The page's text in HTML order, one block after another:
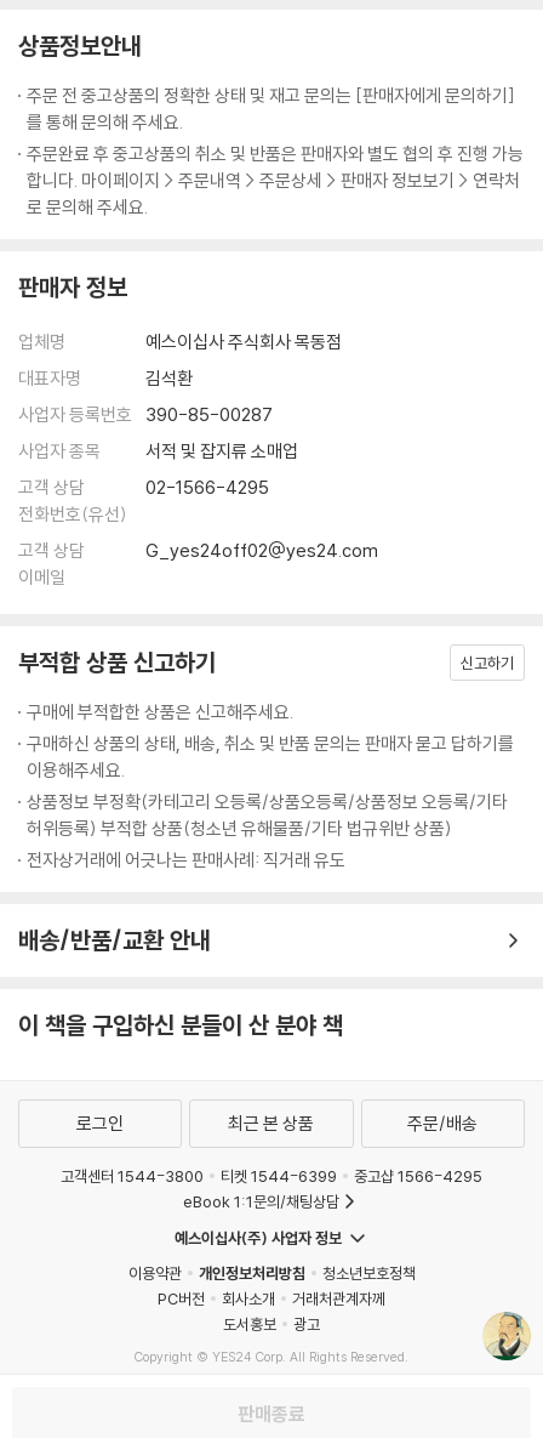
· 이익으로 적을 움직여라 - 낙양의 두 군웅을 물리친 당 태종
나를 다스리고 적을 다루는 방법
· 힘을 비축해 피로한 적을 상대하라 - 풍이 장군의 외효 진압
원칙은 유지하되 유연하게 대응하라
· 이로움과 해로움을 함께 살펴라 - 정나라 명재상 자산의 혜안
· 적이 판 함정을 발판으로 삼아라 - 정국의 진나라 수로 건설
· 리더의 지혜는 경청에서 나온다 - 두 사람의 항명, 서로 다른 처벌
요행을 바라지 말고 역량을 쌓아라
· 과신은 스스로를 망친다 - 천하영웅 항우의 몰락
제9편│행군 行軍 적의 움직임에 답이 있다
· 적이 대응하지 못할 판을 짜라 - 강 한가운데서 패한 조구
적의 동태를 파악하는 방법
· 적의 의도를 역이용하라 - 한신이 패전한 척 후퇴한 이유
승리하는 군대를 다스리는 법
· 리더는 때로는 너그럽고, 때로는 엄격해야 한다 - 문무를 겸비한 황제, 강
희제
제10편│지형 地形 지형을 꿰뚫는 자가 전장을 지배한다
· 지형을 읽어야 승리할 수 있다 - 제갈량의 읍참마속
실패에서 배워라
· 공동체에 이로운 길을 따라가라 - 도를 지킨 문공, 명성을 탐한 자옥
· 허울뿐인 명분은 일을 그르친다 - 송나라 양공의 지나친 인의
적을 알고 나를 알면 승리를 거두는 데 위태로움이 없다
· 허울이 아닌 진심으로 대하라 - 오기 장군이 병사의 종기를 빨아준 까닭
· 때와 자리를 모르면 승리할 수 없다 - 효산에서 무너진 진목공의 원정
불멸의 병법서, 『손자병법』이 첫 장에서 가장 먼저 강조한 일성(一聲)은
넣는 일도 없다. 따라서 전쟁을 함부로 일으켜서는 안 되며, 불가피한 경우
에도 신중하고 또 신중히 임해야 한다. … 전쟁은 이처럼 국민의 생사를 뒤
흔들고 국가의 존속과 멸망을 좌우하는 중대한 일이다. 그러므로 전쟁에
나서기 전에는 반드시 그 승패를 면밀히 따져보아야만 한다. 삶에서도 마
찬가지이다. 되도록 전쟁에 나서지 말되, 피치 못할 순간에는 싸움을 시작
--- p.28-29 「제1편│계」 중에서
국가가 군사를 일으켜 빈곤해지는 까닭은 군사 원정에 수반되는 장거리 운
송에 있다. 장거리 운송은 필연적으로 백성을 가난하게 만든다. 군대가 지
나가는 지역에서는 물가가 폭등하고, 물가가 폭등하면 백성의 재물이 고갈
되며, 재물이 고갈되면 세금과 노역이 가중된다. … 전쟁에서 귀중함은 신
속한 승리에 있으며 결코 오래 끄는 데 있지 않다. 진정으로 용병의 도를 터
득하고 그 이익을 통찰하는 장수야말로, 백성의 생사 운명을 결정하고 국
가 안위와 존망을 주재하는 존재다.
--- p.57-65 「제2편│작전」 중에서
략하는 데 있다. 물은 지세에 근거하여 흘러가고, 용병은 상이한 적정에 근
거하여 각기 다른 승리의 책략을 구사한다. 용병은 변하지 않는 상세(常
勢)가 없고, 물은 변하지 않는 상형(常形)이 없다. 적정의 변화에 근거하
여 능히 승리를 거두는 것을 곧 신과 같은 용병이라고 한다.
--- p.167-168 「제6편│허실」 중에서
실상을 감추고 허를 꿰뚫어라: 원수의 손으로 자신의 이름을 빛낸 손빈
“날이 저물면 이 나무 아래 불이 켜질 것이다. 그 불빛을 향해 일제히 활을
언가 새겨져 있는 것을 발견하고는, 그 글자를 확인하려 불을 밝히게 했다.
미 손쓸 도리가 없음을 깨닫고 칼을 빼어 자결하며, 죽기 직전 이렇게 탄식
“결국 내가 저 아이의 이름을 빛내주는구나!”
제나라는 이 기세를 몰아 위나라 군을 궤멸시키고 위나라 태자마저 포로로
사로잡아 귀환했다.
--- p.171 「제6편│허실」 중에서
장수가 자신의 군대만 파악하고 적의 군대를 파악하지 못하면 승리할 가능
성은 반반이다. 적의 군대만 파악하고 자신의 군대는 파악하지 못하면 승
리할 가능성은 역시 반반이다. 적의 정황을 파악하고 자신의 정황도 파악
했지만 지형이 작전에 불리한 것을 파악하지 못한다면, 승리할 가능성은
절반에 지나지 않는다. 진정으로 용병에 통달한 장수는 행동에 미혹함이
리를 거두는 데 위태로움이 없고, 천시(天時)와 지리(地利)를 모두 터득
매번 이기는 것보다 중요한 것은
무너져도 다시 일어설 수 있게 하는 인생의 기반
우리는 모두 인생의 전쟁터 한가운데 서 있다. 시험에서 떨어지고, 면접에
서 좌절하고, 믿었던 관계가 깨지고, 투자에서 손실을 보며 삶의 기반이 흔
들린다. 그 순간 인간은 절실히 깨닫는다. 한 번의 승리가 모든 것을 보장하
을 꿰뚫는다. 백 번 싸워도 위태롭지 않은 자리에 선 자만이 흔들리지 않는
많은 이들이 손자를 승리의 기술자로 오해한다. 그러나 그는 싸움마다 이
기는 것을 최고라 하지 않았다. 손자가 강조한 것은 백 번 싸워도 위태롭지
워라”라고 냉정하게 말했다. 싸움에 뛰어들고 나서 이기려는 것은 도박이
지만, 미리 승리의 조건을 만들어 놓고 싸우는 것은 전략이다. 오늘날의 경
쟁 사회에서 이 가르침은 더욱 무겁게 다가온다. 성급한 성공은 쉽게 무너
지고, 단기 실적만 추구하는 기업은 지속되지 않는다. 오히려 불필요한 싸
움을 피하고, 싸우지 않고 이기는 자가 진정한 승자다. 『손자병법』은 단순
백 번 싸워도 위태롭지 않은 ‘불태’ 전략
『손자병법』의 핵심은 바로 이 지점에 있다. 손자는 단순히 “어떻게 이길 것
인가”가 아니라 “어떻게 순간의 성취가 아닌, 오래 지속되는 기반을 마련
할 것인가”를 묻는다.
그래서 손자는 백 번 싸워 백 번 이기는 ‘백전백승’(百戰百勝)이 아닌 백
뛰어들고 나서 이기려 하지 말고, 상대를 파악하고 나의 약점을 보완해 승
리의 조건을 먼저 갖춘 뒤 움직여야 한다는 것이다.
2,500년 전에 쓰인 책이지만, 손자의 통찰은 정치·경제·비즈니스·인간관
든 것을 집대성했다. 그 주제는 승패 예측, 지형 파악과 주도권 장악, 지휘
체계와 병사들의 사기 관리, 첩자와 심리전 운용까지 총망라한다. 그 본질
은 오늘날의 인간 행동과 심리 분석, 조직 경영과 다르지 않다.
현대지성 클래식은 『손자병법』을 단순한 번역서가 아닌 스토리텔링 중심
해석서로 선보인다. 고전의 묵직한 울림을 살리면서도, 현대 독자들이 흥
미롭게 읽고 일상에 당장 적용할 수 있는 실천적 전략서로 다듬었다.
에서 배우는 감정 관리법, 유방의 성공에서 얻는 인재 활용법, 제갈량의 전
상품정보안내
주문 전 중고상품의 정확한 상태 및 재고 문의는 [판매자에게 문의하기]
를 통해 문의해 주세요.
주문완료 후 중고상품의 취소 및 반품은 판매자와 별도 협의 후 진행 가능
합니다. 마이페이지 > 주문내역 > 주문상세 > 판매자 정보보기 > 연락처
로 문의해 주세요.
판매자 정보
업체명
예스이십사 주식회사 목동점
대표자명
김석환
사업자 등록번호
390-85-00287
사업자 종목
서적 및 잡지류 소매업
고객 상담
전화번호(유선)
02-1566-4295
고객 상담
이메일
G_yes24off02@yes24.com
부적합 상품 신고하기 신고하기
구매에 부적합한 상품은 신고해주세요.
구매하신 상품의 상태, 배송, 취소 및 반품 문의는 판매자 묻고 답하기를
이용해주세요.
상품정보 부정확(카테고리 오등록/상품오등록/상품정보 오등록/기타
허위등록) 부적합 상품(청소년 유해물품/기타 법규위반 상품)
전자상거래에 어긋나는 판매사례: 직거래 유도
배송/반품/교환 안내
이 책을 구입하신 분들이 산 분야 책
판매종료
로그인 최근 본 상품 주문/배송
고객센터 1544-3800 티켓 1544-6399
중고샵 1566-4295
eBook 1:1문의/채팅상담
예스이십사(주) 사업자 정보
이용약관
개인정보처리방침
청소년보호정책
PC버전
회사소개
거래처관계자께
도서홍보
광고
Copyright © YES24 Corp. All Rights Reserved.